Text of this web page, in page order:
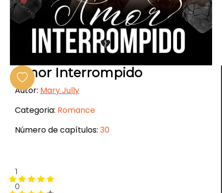
Amor Interrompido
Autor: Mary Jully
Categoria: Romance
Número de capítulos: 30
1
0